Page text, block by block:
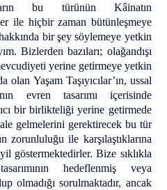
bu türünün Kâinatın
ile hiçbir zaman bütünleşmeye
bir şey söylemeye yetkin
Bizlerden bazıları; olağandışı
yerine getirmeye yetkin
olan Yaşam Taşıyıcılar’ın, ussal
evren tasarımı içerisinde
bir birlikteliği yerine getirmede
gelmelerini gerektirecek bu tür
zorunluluğu ile karşılaştıklarına
göstermektedirler. Bize sıklıkla
hedeflenmiş veya
olmadığı sorulmaktadır, ancak